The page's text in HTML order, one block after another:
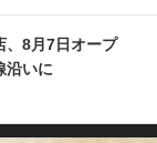
、8月7日オープ
沿いに